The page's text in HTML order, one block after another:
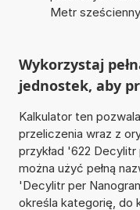
Metr
Wykorzystaj
jednostek, aby
Kalkulator ten
przeliczenia wraz z
przykład '622
można użyć pełną
'Decylitr per
określa kategorię, do